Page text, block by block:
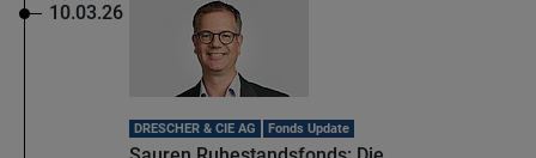
10.03.26
DRESCHER & CIE AG Fonds Update